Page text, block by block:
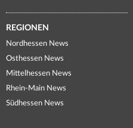
REGIONEN
Nordhessen News
Osthessen News
Mittelhessen News
Rhein-Main News
Südhessen News